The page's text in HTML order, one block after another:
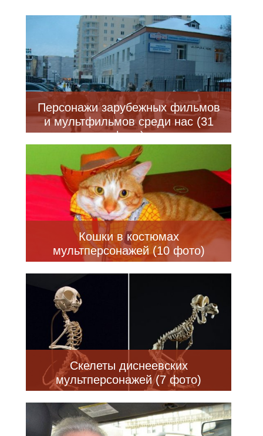
Персонажи зарубежных фильмов
и мультфильмов среди нас (31
фото)
Кошки в костюмах
мультперсонажей (10 фото)
Скелеты диснеевских
мультперсонажей (7 фото)